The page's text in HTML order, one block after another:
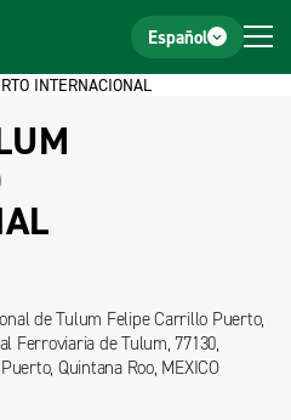
Español
INTERNACIONAL
de Tulum Felipe Carrillo Puerto,
Ferroviaria de Tulum, 77130,
Quintana Roo, MEXICO